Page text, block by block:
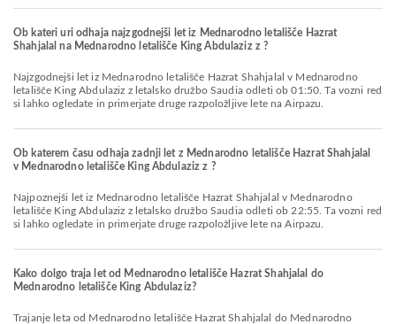
Ob kateri uri odhaja najzgodnejši let iz Mednarodno letališče Hazrat
Shahjalal na Mednarodno letališče King Abdulaziz z ?
Najzgodnejši let iz Mednarodno letališče Hazrat Shahjalal v Mednarodno
letališče King Abdulaziz z letalsko družbo Saudia odleti ob 01:50. Ta vozni red
si lahko ogledate in primerjate druge razpoložljive lete na Airpazu.
Ob katerem času odhaja zadnji let z Mednarodno letališče Hazrat Shahjalal
v Mednarodno letališče King Abdulaziz z ?
Najpoznejši let iz Mednarodno letališče Hazrat Shahjalal v Mednarodno
letališče King Abdulaziz z letalsko družbo Saudia odleti ob 22:55. Ta vozni red
si lahko ogledate in primerjate druge razpoložljive lete na Airpazu.
Kako dolgo traja let od Mednarodno letališče Hazrat Shahjalal do
Mednarodno letališče King Abdulaziz?
Trajanje leta od Mednarodno letališče Hazrat Shahjalal do Mednarodno